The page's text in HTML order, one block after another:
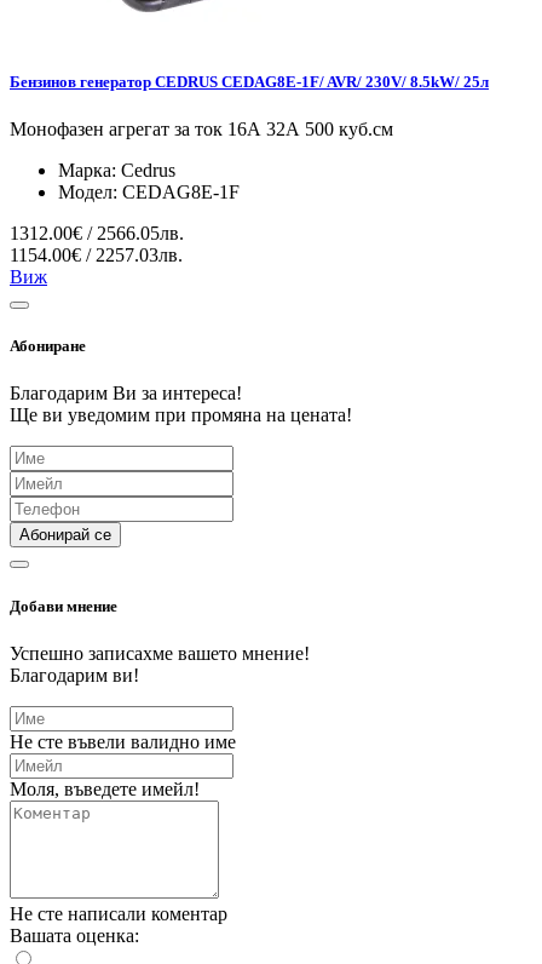
Бензинов генератор CEDRUS CEDAG8E-1F/ AVR/ 230V/ 8.5kW/ 25л
Монофазен агрегат за ток 16А 32А 500 куб.см
Марка: Cedrus
Модел: CEDAG8E-1F
1312.00€ / 2566.05лв.
1154.00€ / 2257.03лв.
Виж
Абониране
Благодарим Ви за интереса!
Ще ви уведомим при промяна на цената!
Абонирай се
Добави мнение
Успешно записахме вашето мнение!
Благодарим ви!
Не сте въвели валидно име
Моля, въведете имейл!
Не сте написали коментар
Вашата оценка: